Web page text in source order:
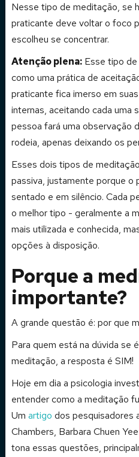
Nesse tipo de meditação, se
praticante deve voltar o foco
escolheu se concentrar.
Atenção plena: Esse tipo
como uma prática de
praticante fica imerso em
internas, aceitando cada uma
pessoa fará uma observação
rodeia, apenas deixando os
Esses dois tipos de
passiva, justamente porque o
sentado e em silêncio. Cada
o melhor tipo - geralmente a
mais utilizada e conhecida,
opções à disposição.
Porque a
importante?
A grande questão é: por que
Para quem está na dúvida se
meditação, a resposta é SIM!
Hoje em dia a psicologia
entender como a meditação
Um artigo dos pesquisadores
Chambers, Barbara Chuen
tona essas questões,